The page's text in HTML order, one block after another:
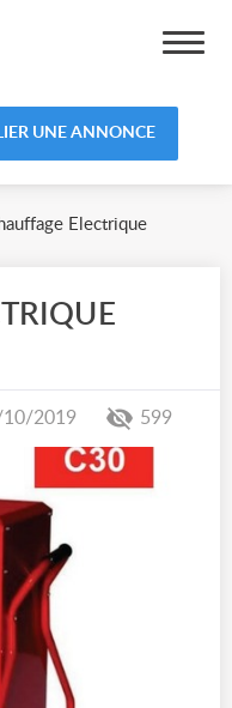
UNE ANNONCE
Electrique
2019 599